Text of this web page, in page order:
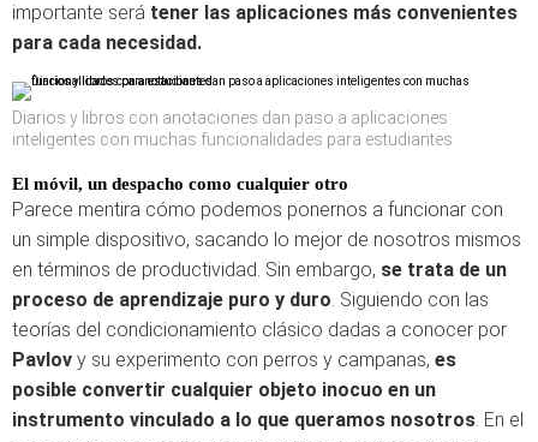
importante será tener las aplicaciones más convenientes
para cada necesidad.
Diarios y libros con anotaciones dan paso a aplicaciones
inteligentes con muchas funcionalidades para estudiantes
El móvil, un despacho como cualquier otro
Parece mentira cómo podemos ponernos a funcionar con
un simple dispositivo, sacando lo mejor de nosotros mismos
en términos de productividad. Sin embargo, se trata de un
proceso de aprendizaje puro y duro. Siguiendo con las
teorías del condicionamiento clásico dadas a conocer por
Pavlov y su experimento con perros y campanas, es
posible convertir cualquier objeto inocuo en un
instrumento vinculado a lo que queramos nosotros. En el